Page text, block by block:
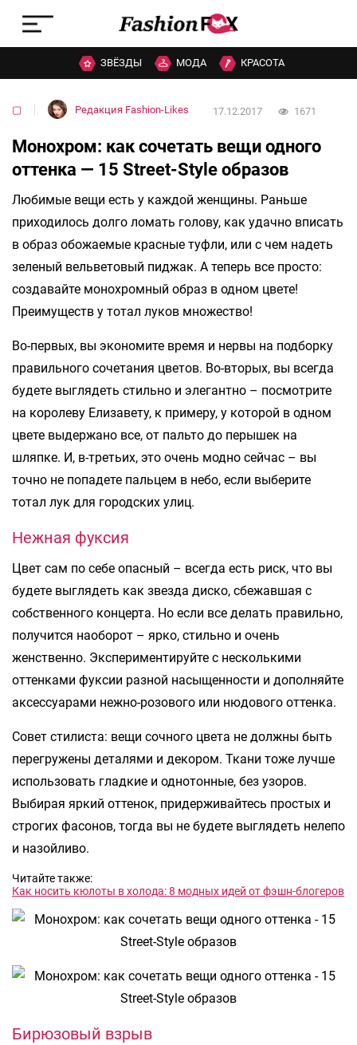
ЗВЁЗДЫ МОДА КРАСОТА
▢ Редакция Fashion-Likes 17.12.2017 1671
Монохром: как сочетать вещи одного
оттенка — 15 Street-Style образов
Любимые вещи есть у каждой женщины. Раньше
приходилось долго ломать голову, как удачно вписать
в образ обожаемые красные туфли, или с чем надеть
зеленый вельветовый пиджак. А теперь все просто:
создавайте монохромный образ в одном цвете!
Преимуществ у тотал луков множество!
Во-первых, вы экономите время и нервы на подборку
правильного сочетания цветов. Во-вторых, вы всегда
будете выглядеть стильно и элегантно – посмотрите
на королеву Елизавету, к примеру, у которой в одном
цвете выдержано все, от пальто до перышек на
шляпке. И, в-третьих, это очень модно сейчас – вы
точно не попадете пальцем в небо, если выберите
тотал лук для городских улиц.
Нежная фуксия
Цвет сам по себе опасный – всегда есть риск, что вы
будете выглядеть как звезда диско, сбежавшая с
собственного концерта. Но если все делать правильно,
получится наоборот – ярко, стильно и очень
женственно. Экспериментируйте с несколькими
оттенками фуксии разной насыщенности и дополняйте
аксессуарами нежно-розового или нюдового оттенка.
Совет стилиста: вещи сочного цвета не должны быть
перегружены деталями и декором. Ткани тоже лучше
использовать гладкие и однотонные, без узоров.
Выбирая яркий оттенок, придерживайтесь простых и
строгих фасонов, тогда вы не будете выглядеть нелепо
и назойливо.
Читайте также:
Как носить кюлоты в холода: 8 модных идей от фэшн-блогеров
Бирюзовый взрыв